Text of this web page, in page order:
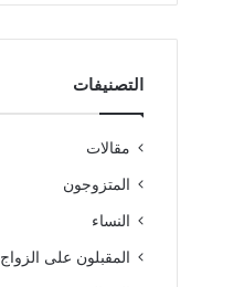
التصنيفات
مقالات
المتزوجون
النساء
المقبلون على الزواج